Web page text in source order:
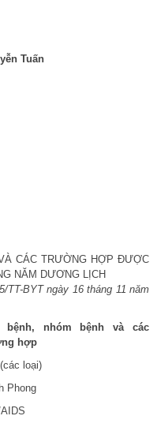
Tuấn
CÁC TRƯỜNG HỢP ĐƯỢC
NĂM DƯƠNG LỊCH
5/TT-BYT ngày 16 tháng 11 năm
bệnh, nhóm bệnh và các
hợp
loại)
Phong